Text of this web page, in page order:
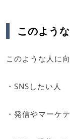
このよう
このような人に
・SNSしたい人
・発信やマーケ